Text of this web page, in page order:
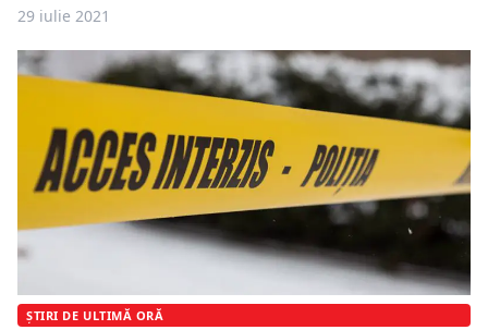
29 iulie 2021
ȘTIRI DE ULTIMĂ ORĂ